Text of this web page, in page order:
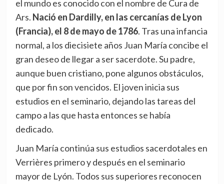
el mundo es conocido con el nombre de Cura de
Ars. Nació en Dardilly, en las cercanías de Lyon
(Francia), el 8 de mayo de 1786. Tras una infancia
normal, a los diecisiete años Juan María concibe el
gran deseo de llegar a ser sacerdote. Su padre,
aunque buen cristiano, pone algunos obstáculos,
que por fin son vencidos. El joven inicia sus
estudios en el seminario, dejando las tareas del
campo a las que hasta entonces se había
dedicado.
Juan María continúa sus estudios sacerdotales en
Verrières primero y después en el seminario
mayor de Lyón. Todos sus superiores reconocen